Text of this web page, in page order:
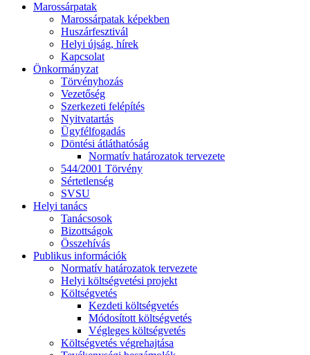
Marossárpatak
Marossárpatak képekben
Huszárfesztivál
Helyi újság, hírek
Kapcsolat
Önkormányzat
Törvényhozás
Vezetőség
Szerkezeti felépítés
Nyitvatartás
Ügyfélfogadás
Döntési átláthatóság
Normatív határozatok tervezete
544/2001 Törvény
Sértetlenség
SVSU
Helyi tanács
Tanácsosok
Bizottságok
Összehívás
Publikus információk
Normatív határozatok tervezete
Helyi költségvetési projekt
Költségvetés
Kezdeti költségvetés
Módosított költségvetés
Végleges költségvetés
Költségvetés végrehajtása